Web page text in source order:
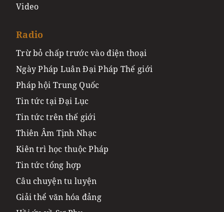
Video
Radio
Trừ bỏ chấp trước vào điện thoại
Ngày Pháp Luân Đại Pháp Thế giới
Pháp hội Trung Quốc
Tin tức tại Đại Lục
Tin tức trên thế giới
Thiên Âm Tịnh Nhạc
Kiên trì học thuộc Pháp
Tin tức tổng hợp
Câu chuyện tu luyện
Giải thể văn hóa đảng